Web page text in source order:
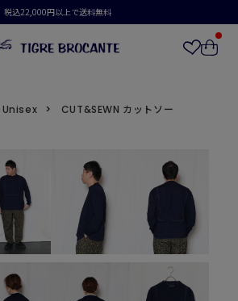
税込22,000円以上で送料無料
Unisex CUT&SEWN カットソー